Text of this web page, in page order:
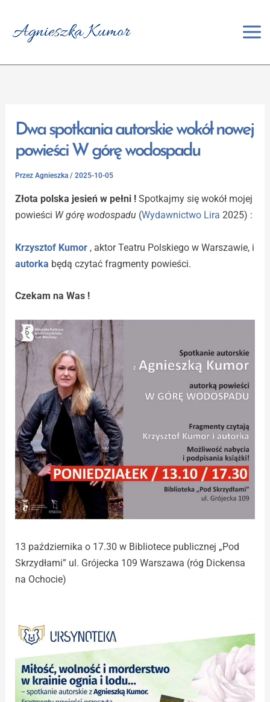
treści
Dwa spotkania autorskie wokół nowej
powieści W górę wodospadu
PrzezAgnieszka/2025-10-05
Złota polska jesień w pełni ! Spotkajmy się wokół mojej
powieści W górę wodospadu (Wydawnictwo Lira2025) :
Krzysztof Kumor , aktor Teatru Polskiego w Warszawie, i
autorka będą czytać fragmenty powieści.
Czekam na Was !
13 października o 17.30 w Bibliotece publicznej „Pod
Skrzydłami” ul. Grójecka 109 Warszawa (róg Dickensa
na Ochocie)